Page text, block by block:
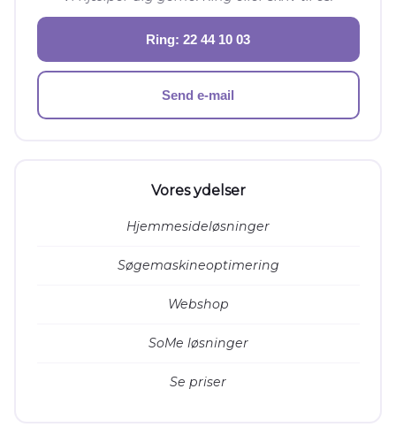
Ring: 22 44 10 03
Send e-mail
Vores ydelser
Hjemmesideløsninger
Søgemaskineoptimering
Webshop
SoMe løsninger
Se priser